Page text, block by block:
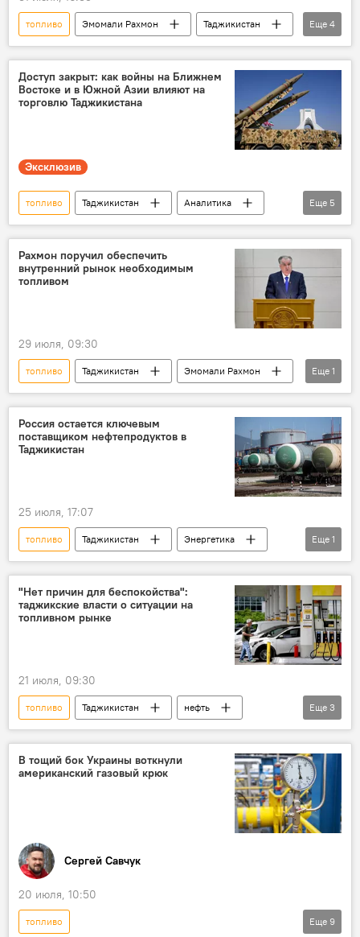
топливо Эмомали Рахмон
Таджикистан
Центральная Азия
Кыргызстан
нефть
Еще 4
Доступ закрыт: как войны на Ближнем
Востоке и в Южной Азии влияют на
торговлю Таджикистана
Эксклюзив
топливо Таджикистан
Аналитика
Энергетика
Ситуация на Ближнем Востоке
торговля
Еще 5
Рахмон поручил обеспечить
внутренний рынок необходимым
топливом
29 июля, 09:30
топливо Таджикистан
Эмомали Рахмон
Правительство Таджикистана
Еще 1
Россия остается ключевым
поставщиком нефтепродуктов в
Таджикистан
25 июля, 17:07
топливо Таджикистан
Энергетика
Экономика
Еще 1
"Нет причин для беспокойства":
таджикские власти о ситуации на
топливном рынке
21 июля, 09:30
топливо Таджикистан
нефть
бензин
импорт Аналитика
Еще 3
В тощий бок Украины воткнули
американский газовый крюк
Сергей Савчук
20 июля, 10:50
топливо Еще 9